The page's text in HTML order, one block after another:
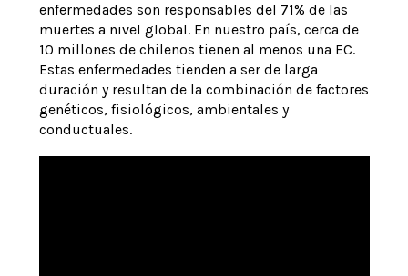
enfermedades son responsables del 71% de las
muertes a nivel global. En nuestro país, cerca de
10 millones de chilenos tienen al menos una EC.
Estas enfermedades tienden a ser de larga
duración y resultan de la combinación de factores
genéticos, fisiológicos, ambientales y
conductuales.